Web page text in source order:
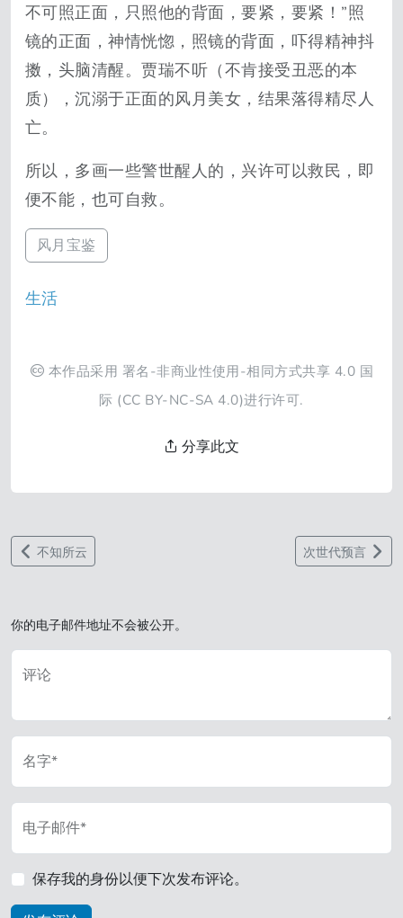
不可照正面，只照他的背面，要紧，要紧！”照
镜的正面，神情恍惚，照镜的背面，吓得精神抖
擞，头脑清醒。贾瑞不听（不肯接受丑恶的本
质），沉溺于正面的风月美女，结果落得精尽人
亡。
所以，多画一些警世醒人的，兴许可以救民，即
便不能，也可自救。
风月宝鉴
生活
本作品采用 署名-非商业性使用-相同方式共享 4.0 国
际 (CC BY-NC-SA 4.0)进行许可.
分享此文
不知所云 次世代预言
你的电子邮件地址不会被公开。
评论
名字*
电子邮件*
保存我的身份以便下次发布评论。